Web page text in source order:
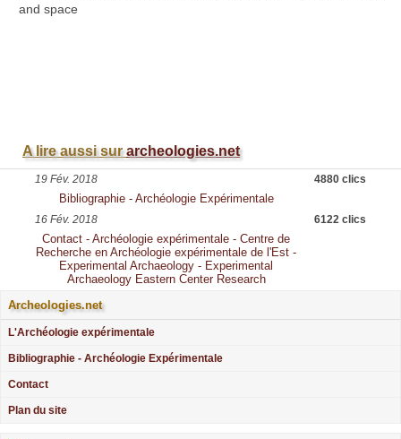
and space
A lire aussi surarcheologies.net
19 Fév. 2018
Bibliographie - Archéologie Expérimentale
4880 clics
16 Fév. 2018
Contact - Archéologie expérimentale - Centre de
Recherche en Archéologie expérimentale de l'Est -
Experimental Archaeology - Experimental
Archaeology Eastern Center Research
6122 clics
Archeologies.net
L'Archéologie expérimentale
Bibliographie - Archéologie Expérimentale
Contact
Plan du site